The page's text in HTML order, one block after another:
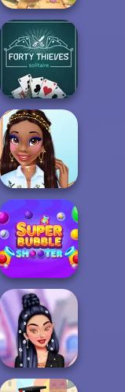
The Smurfs:
Skate Rush
Forty Thieves
Solitaire
My Beauty Corner
Decoration
Super Bubble
Shooter